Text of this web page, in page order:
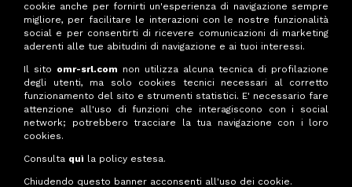
PRIVACY POLICY
COOKIES POLICY
24060 TORRE DE' ROVERI (BG) - Via G. Galilei,
11 - Tel. 035 34.34.57 Codice Identificativo
C.E.E. IT 00715740163 - Codice Fiscale e Partita
cookie anche per fornirti un'esperienza di navigazione sempre
migliore, per facilitare le interazioni con le nostre funzionalità
social e per consentirti di ricevere comunicazioni di marketing
aderenti alle tue abitudini di navigazione e ai tuoi interessi.
Il sito omr-srl.com non utilizza alcuna tecnica di profilazione
degli utenti, ma solo cookies tecnici necessari al corretto
funzionamento del sito e strumenti statistici. E' necessario fare
attenzione all'uso di funzioni che interagiscono con i social
network; potrebbero tracciare la tua navigazione con i loro
cookies.
Consulta quì la policy estesa.
Chiudendo questo banner acconsenti all'uso dei cookie.